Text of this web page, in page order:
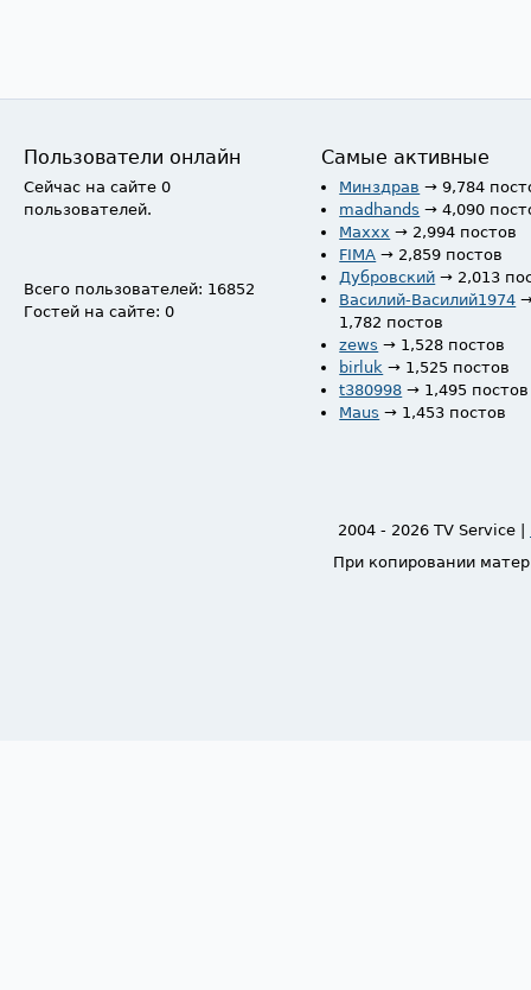
Пользователи онлайн
Сейчас на сайте 0
пользователей.
Всего пользователей: 16852
Гостей на сайте: 0
Самые активные
Минздрав → 9,784
madhands → 4,090
Maxxx → 2,994 постов
FIMA → 2,859 постов
Дубровский → 2,013
Василий-Василий1974
1,782 постов
zews → 1,528 постов
birluk → 1,525 постов
t380998 → 1,495 постов
Maus → 1,453 постов
2004 - 2026 TV Service |
При копировании